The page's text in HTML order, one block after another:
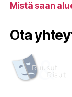
Mistä saan
Ota